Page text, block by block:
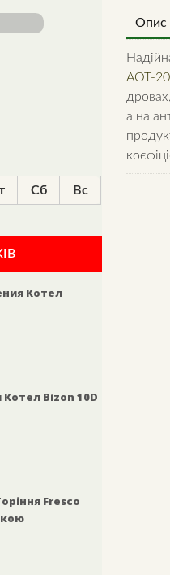
Опис
АОТ-20
а на
Сб Вс
Котел
Котел Bizon 10D
Fresco